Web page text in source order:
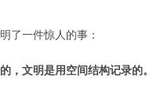
了一件惊人的事：
，文明是用空间结构记录的。